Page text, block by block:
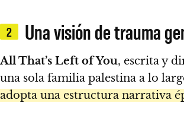
2 Una visión de trauma
All That’s Left of You, escrita y
una sola familia palestina a lo
adopta una estructura narrativa